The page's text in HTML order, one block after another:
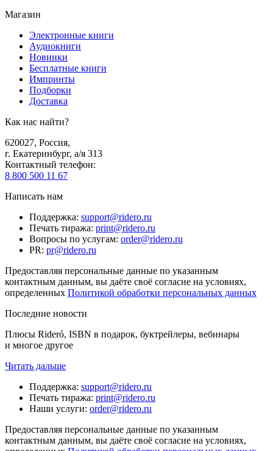
Магазин
Электронные книги
Аудиокниги
Новинки
Бесплатные книги
Импринты
Подборки
Доставка
Как нас найти?
620027, Россия,
г. Екатеринбург, а/я 313
Контактный телефон:
8 800 500 11 67
Написать нам
Поддержка: support@ridero.ru
Печать тиража: print@ridero.ru
Вопросы по услугам: order@ridero.ru
PR: pr@ridero.ru
Предоставляя персональные данные по указанным
контактным данным, вы даёте своё согласие на условиях,
определенных Политикой обработки персональных данных
Последние новости
Плюсы Rideró, ISBN в подарок, буктрейлеры, вебинары
и многое другое
Читать дальше
Поддержка: support@ridero.ru
Печать тиража: print@ridero.ru
Наши услуги: order@ridero.ru
Предоставляя персональные данные по указанным
контактным данным, вы даёте своё согласие на условиях,